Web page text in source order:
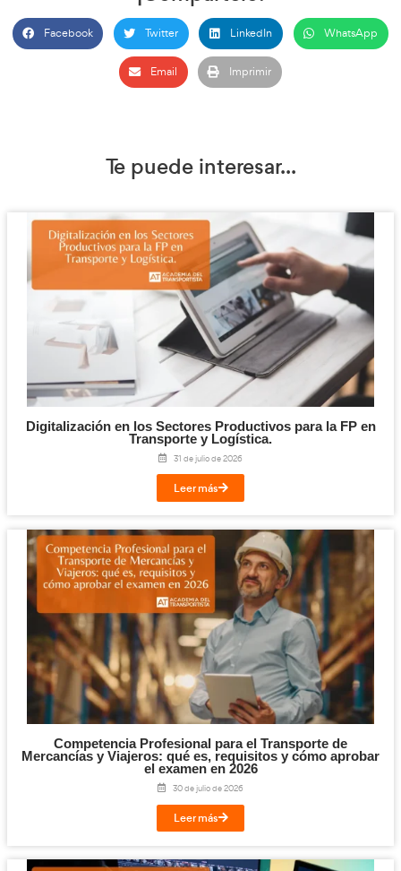
Socorrer – Primeros
Valoración Inicial de la Víctima:
Identificación de situaciones de riesgo vital.
Aproximación al herido:
Estimular a la víctima con dolor (sin sacudirla si
lesión cervical).
Vigilancia y valoración secundaria si la víctima
Aplicar el protocolo ABC si la víctima está
Protocolo ABC:
A: Abrir la Vía Aérea:
Maniobra frente-mentón.
Técnica de barrido digital si hay obstrucción
B: Comprobación de la Respiración
Ver, oír, sentir.
C: Comprobación de la Circulación:
Compresiones torácicas si la víctima no
Resucitación Cardiopulmonar Básica (RCP):
Algoritmo de Soporte Vital Básico.
Posición lateral de seguridad para víctimas
respiran.
Compresiones torácicas y ventilaciones boca a boca
Reanimación en caso de niños con algunas
Control de Hemorragias:
Hemorragias Externas:
Taponar la hemorragia con presión directa.
Elevar el miembro afectado.
Presión sobre la arteria responsable de la
Torniquete como último recurso en casos
Hemorragias Internas:
Pueden ser graves y no siempre visibles
Posibles hemorragias internas exteriorizadas